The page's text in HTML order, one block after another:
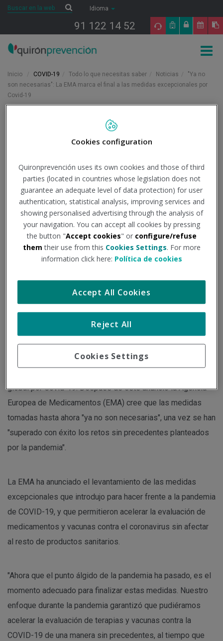
Saltar al contenido
Buscar
Idioma
91 122 14 52
Inicio COVID-19 Todo lo que necesitas saber Noticias
"Ya no
son necesarias": La EMA marca el final a las medidas excepcionales por
Covid-19
"Ya no son necesarias": La
EMA marca el final a las
medidas excepcionales
por Covid-19
Institución - Fuente:consalud.esTipo de documento:Noticia
El cese de las medidas que permitieron acelerar la
evaluación de medicamentos y vacunas ha dejado de ser
precedentes planteados por la pandemia".
El pasado viernes, 5 de mayo, la Organización Mundial de la
global por Covid-19. Después de este anuncio la Agencia
Europea de Medicamentos (EMA) cree que las medidas
tomadas hasta ahora "ya no son necesarias", una vez se han
"superado con éxito los retos sin precedentes planteados
por la pandemia".
La EMA ha anunciado el levantamiento de las medidas
excepcionales que introdujo para hacer frente a la pandemia
de COVID-19, y que permitieron acelerar la evaluación de
medicamentos y vacunas contra el coronavirus sin afectar
al resto de productos sanitarios.
"Ahora que el punto álgido de la pandemia ha pasado, es el
momento adecuado para finalizar estas medidas. Nuestro
enfoque durante la pandemia garantizó que pudiéramos
acelerar la evaluación de terapias y vacunas contra la
COVID-19 de una manera sin precedentes, al tiempo que
Cookies configuration
Quironprevención uses its own cookies and those of third
parties (located in countries whose legislation does not
guarantee an adequate level of data protection) for user
authentication, statistical analysis, improving services and
showing personalised advertising through the analysis of
your navigation. You can accept all cookies by pressing
the button "Accept cookies" or configure/refuse
them their use from this Cookies Settings. For more
information click here: Política de cookies
Cookies Settings
Reject All
Accept All Cookies